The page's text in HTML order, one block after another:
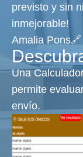
previsto y sin
inmejorable!
Amalia Pons🔗
Una
permite
envío.